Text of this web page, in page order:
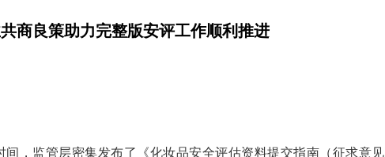
商良策助力完整版安评工作顺利推进
，监管层密集发布了《化妆品安全评估资料提交指南（征求意见